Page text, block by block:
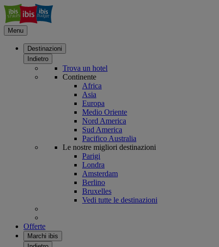
Menu
Destinazioni
Indietro
Trova un hotel
Continente
Africa
Asia
Europa
Medio Oriente
Nord America
Sud America
Pacifico Australia
Le nostre migliori destinazioni
Parigi
Londra
Amsterdam
Berlino
Bruxelles
Vedi tutte le destinazioni
Offerte
Marchi ibis